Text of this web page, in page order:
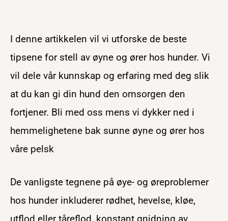
I denne artikkelen vil vi utforske de beste
tipsene for stell av øyne og ører hos hunder. Vi
vil dele vår kunnskap og erfaring med deg slik
at du kan gi din hund den omsorgen den
fortjener. Bli med oss mens vi dykker ned i
hemmelighetene bak sunne øyne og ører hos
våre pelsk
De vanligste tegnene på øye- og øreproblemer
hos hunder inkluderer rødhet, hevelse, kløe,
utflod eller tåreflod, konstant gnidning av